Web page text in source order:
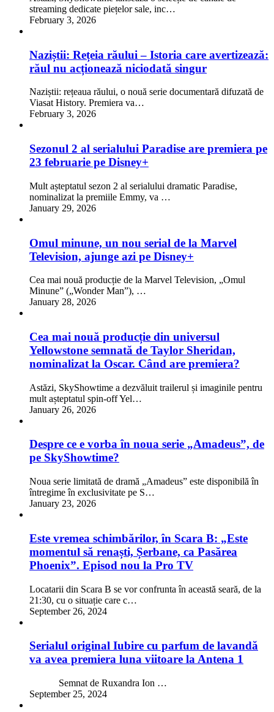
streaming dedicate piețelor sale, inc…
February 3, 2026
Naziștii: Rețeia răului – Istoria care avertizează:
răul nu acționează niciodată singur
Naziștii: rețeaua răului, o nouă serie documentară difuzată de
Viasat History. Premiera va…
February 3, 2026
Sezonul 2 al serialului Paradise are premiera pe
23 februarie pe Disney+
Mult așteptatul sezon 2 al serialului dramatic Paradise,
nominalizat la premiile Emmy, va …
January 29, 2026
Omul minune, un nou serial de la Marvel
Television, ajunge azi pe Disney+
Cea mai nouă producție de la Marvel Television, „Omul
Minune” („Wonder Man”), …
January 28, 2026
Cea mai nouă producție din universul
Yellowstone semnată de Taylor Sheridan,
nominalizat la Oscar. Când are premiera?
Astăzi, SkyShowtime a dezvăluit trailerul și imaginile pentru
mult așteptatul spin-off Yel…
January 26, 2026
Despre ce e vorba în noua serie „Amadeus”, de
pe SkyShowtime?
Noua serie limitată de dramă „Amadeus” este disponibilă în
întregime în exclusivitate pe S…
January 23, 2026
Este vremea schimbărilor, în Scara B: „Este
momentul să renaști, Șerbane, ca Pasărea
Phoenix”. Episod nou la Pro TV
Locatarii din Scara B se vor confrunta în această seară, de la
21:30, cu o situație care c…
September 26, 2024
Serialul original Iubire cu parfum de lavandă
va avea premiera luna viitoare la Antena 1
Semnat de Ruxandra Ion …
September 25, 2024